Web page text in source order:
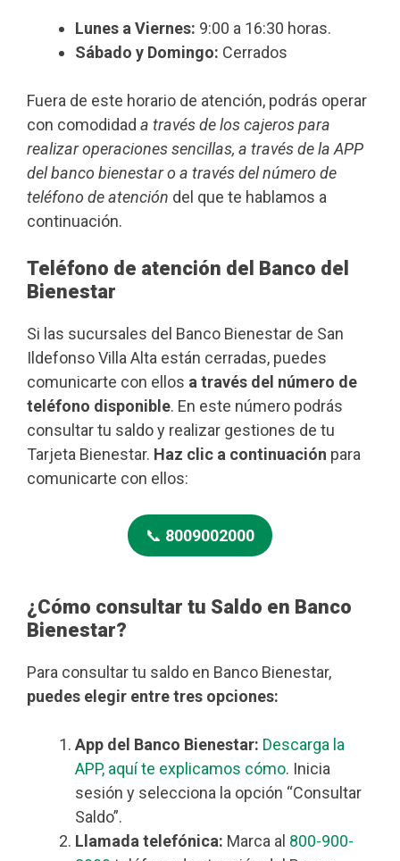
Lunes a Viernes: 9:00 a 16:30 horas.
Sábado y Domingo: Cerrados
Fuera de este horario de atención, podrás operar
con comodidad a través de los cajeros para
realizar operaciones sencillas, a través de la APP
del banco bienestar o a través del número de
teléfono de atención del que te hablamos a
continuación.
Teléfono de atención del Banco del
Bienestar
Si las sucursales del Banco Bienestar de San
Ildefonso Villa Alta están cerradas, puedes
comunicarte con ellos a través del número de
teléfono disponible. En este número podrás
consultar tu saldo y realizar gestiones de tu
Tarjeta Bienestar. Haz clic a continuación para
comunicarte con ellos:
📞 8009002000
¿Cómo consultar tu Saldo en Banco
Bienestar?
Para consultar tu saldo en Banco Bienestar,
puedes elegir entre tres opciones:
App del Banco Bienestar: Descarga la
APP, aquí te explicamos cómo. Inicia
sesión y selecciona la opción “Consultar
Saldo”.
Llamada telefónica: Marca al 800-900-